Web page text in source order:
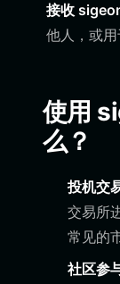
接收
他人，或用
使用
么？
投机交
交易所
常见的
社区参